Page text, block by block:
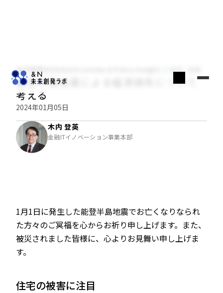
木内登英のGlobal Economy & Policy Insight
能登半島地震による経済損失について
考える
2024年01月05日
木内 登英
金融ITイノベーション事業本部
1月1日に発生した能登半島地震でお亡くなりなられ
た方々のご冥福を心からお祈り申し上げます。また、
被災されました皆様に、心よりお見舞い申し上げま
す。
住宅の被害に注目